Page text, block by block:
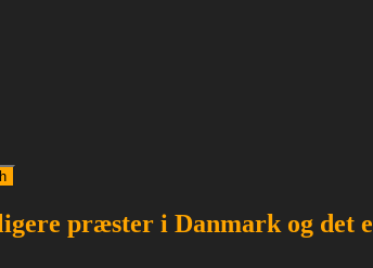
præster i Danmark og det